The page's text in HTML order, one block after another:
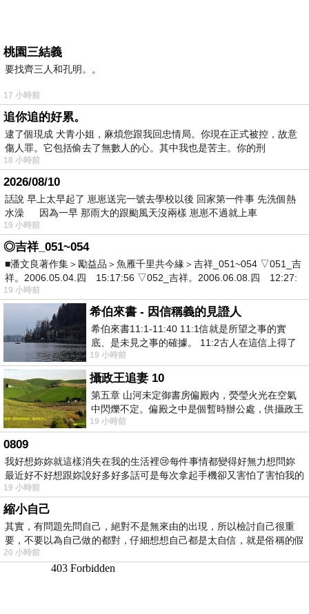
桃園三結義
要找齊三人和孔明。。
17 小時前
追你追的好累。
逮了個現成 犬青小姐，麻煩您跟我回忠情局。你現在正式被控，故意
傷人罪。它包括偷去了無數人的心。其中我也是苦主。你的刑
18 小時前
2026/08/10
話說 早上太早起了 崽崽送完一號去學校以後 回家第一件事 先洗個熱
水澡 因為一早 那雨大的跟颱風天沒兩樣 崽崽不過就上車
19 小時前
◎吉祥_051~054
■潘文良著作集＞勵益品＞魚雁千里共今緣＞吉祥_051~054 ▽051_吉
祥。2006.05.04.四 15:17:56 ▽052_吉祥。2006.06.08.四 12:27:
19 小時前
希伯來書 - 因信稱義的見證人
希伯來書11:1-11:40 11:1信就是所望之事的實
底、是未見之事的確據。 11:2古人在這信上得了
美好的證據。 11:3我們因着信、就知道
19 小時前
攝政王追妻 10
第五章 山河未定御書房偏殿內，熒瑩火光在空氣
中閃爍不定。偏殿之中是個暫時辦公處，供攝政王
於皇宮內廷裡處理公務已然很多年。房內
19 小時前
0809
我好想妳妳就這樣消失在我的生活裡😢每件事情都變得好無力想問妳
最近好不好想跟妳說好多好多話可是每次拿起手機卻又害怕了害怕我的
出現
19 小時前
縮小自己
其實，有問題先問自己，絕對不是無來由的出現，所以檢討自己很重
要，不要以為自己做的都對，仔細想想自己都是太自信，就是俗稱的假
20 小時前